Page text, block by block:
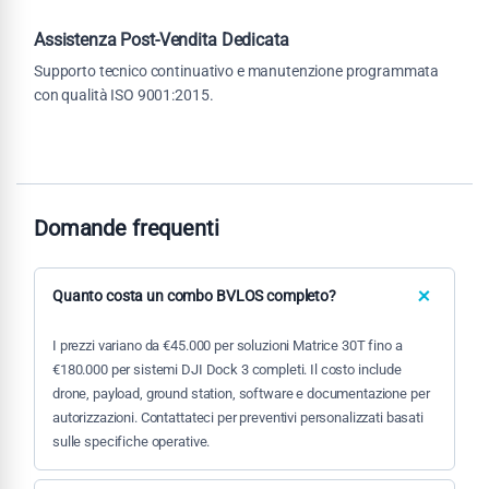
Assistenza Post-Vendita Dedicata
Supporto tecnico continuativo e manutenzione programmata
con qualità ISO 9001:2015.
Domande frequenti
Quanto costa un combo BVLOS completo?
I prezzi variano da €45.000 per soluzioni Matrice 30T fino a
€180.000 per sistemi DJI Dock 3 completi. Il costo include
drone, payload, ground station, software e documentazione per
autorizzazioni. Contattateci per preventivi personalizzati basati
sulle specifiche operative.